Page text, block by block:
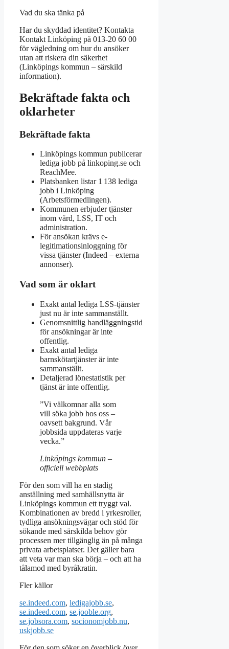
Vad du ska tänka på
Har du skyddad identitet? Kontakta
Kontakt Linköping på 013-20 60 00
för vägledning om hur du ansöker
utan att riskera din säkerhet
(Linköpings kommun – särskild
information).
Bekräftade fakta och
oklarheter
Bekräftade fakta
Linköpings kommun publicerar
lediga jobb på linkoping.se och
ReachMee.
Platsbanken listar 1 138 lediga
jobb i Linköping
(Arbetsförmedlingen).
Kommunen erbjuder tjänster
inom vård, LSS, IT och
administration.
För ansökan krävs e-
legitimationsinloggning för
vissa tjänster (Indeed – externa
annonser).
Vad som är oklart
Exakt antal lediga LSS-tjänster
just nu är inte sammanställt.
Genomsnittlig handläggningstid
för ansökningar är inte
offentlig.
Exakt antal lediga
barnskötartjänster är inte
sammanställt.
Detaljerad lönestatistik per
tjänst är inte offentlig.
”Vi välkomnar alla som
vill söka jobb hos oss –
oavsett bakgrund. Vår
jobbsida uppdateras varje
vecka.”
Linköpings kommun –
officiell webbplats
För den som vill ha en stadig
anställning med samhällsnytta är
Linköpings kommun ett tryggt val.
Kombinationen av bredd i yrkesroller,
tydliga ansökningsvägar och stöd för
sökande med särskilda behov gör
processen mer tillgänglig än på många
privata arbetsplatser. Det gäller bara
att veta var man ska börja – och att ha
tålamod med byråkratin.
Fler källor
se.indeed.com, ledigajobb.se,
se.indeed.com, se.jooble.org,
se.jobsora.com, socionomjobb.nu,
uskjobb.se